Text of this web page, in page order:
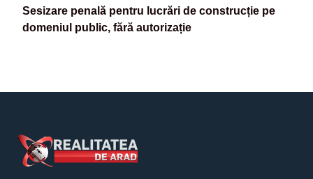
Sesizare penală pentru lucrări de construcție pe
domeniul public, fără autorizație